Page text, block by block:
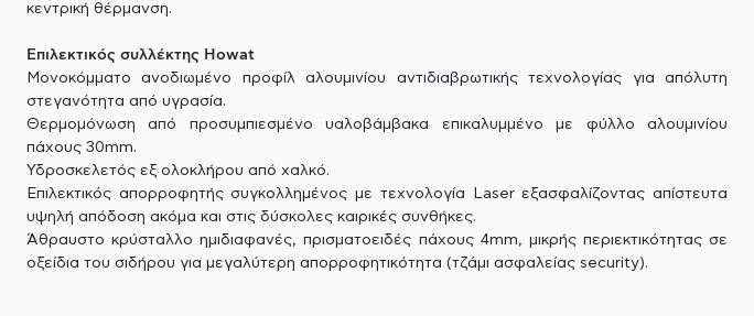
κεντρική θέρμανση.
Επιλεκτικός συλλέκτης Howat
Μονοκόμματο ανοδιωμένο προφίλ αλουμινίου αντιδιαβρωτικής τεχνολογίας για απόλυτη
στεγανότητα από υγρασία.
Θερμομόνωση από προσυμπιεσμένο υαλοβάμβακα επικαλυμμένο με φύλλο αλουμινίου
πάχους 30mm.
Υδροσκελετός εξ ολοκλήρου από χαλκό.
Επιλεκτικός απορροφητής συγκολλημένος με τεχνολογία Laser εξασφαλίζοντας απίστευτα
υψηλή απόδοση ακόμα και στις δύσκολες καιρικές συνθήκες.
Άθραυστο κρύσταλλο ημιδιαφανές, πρισματοειδές πάχους 4mm, μικρής περιεκτικότητας σε
οξείδια του σιδήρου για μεγαλύτερη απορροφητικότητα (τζάμι ασφαλείας security).